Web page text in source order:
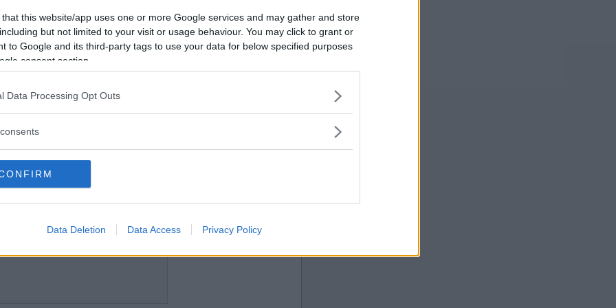
that this website/app uses one or more Google services and may gather and store
but not limited to your visit or usage behaviour. You may click to grant or
to Google and its third-party tags to use your data for below specified purposes
consent section.
Data Processing Opt Outs
Data Deletion Data Access Privacy Policy
blekhet?
2014-08-24 09:39
ut?
blommor på bordet trots att jag gav dig tre A4-
Vill du bli
medlem?